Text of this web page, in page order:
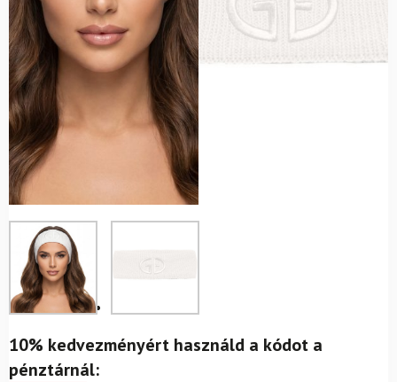
10% kedvezményért használd a kódot a
pénztárnál: